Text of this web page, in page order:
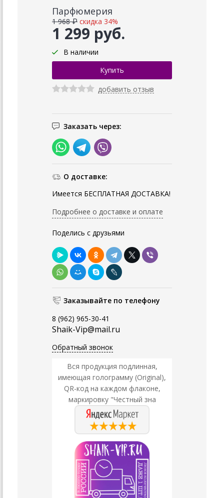
Парфюмерия
1 299 руб.
1 968 ₽ скидка 34%
В наличии
добавить отзыв
Заказать через:
О доставке:
Имеется БЕСПЛАТНАЯ ДОСТАВКА!
Подробнее о доставке и оплате
Поделись с друзьями
Заказывайте по телефону
8 (962) 965-30-41
Shaik-Vip@mail.ru
Обратный звонок
Вся продукция подлинная,
имеющая голограмму (Original),
QR-код на каждом флаконе,
маркировку "Честный зна